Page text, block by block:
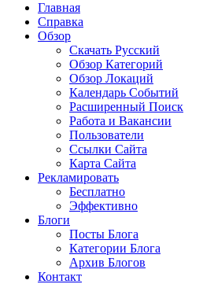
Главная
Справка
Обзор
Скачать Русский
Обзор Категорий
Обзор Локаций
Календарь Событий
Расширенный Поиск
Работа и Вакансии
Пользователи
Ссылки Сайта
Карта Сайта
Рекламировать
Бесплатно
Эффективно
Блоги
Посты Блога
Категории Блога
Архив Блогов
Контакт